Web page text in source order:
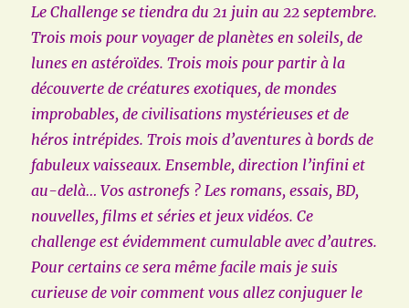
Le Challenge se tiendra du 21 juin au 22 septembre.
Trois mois pour voyager de planètes en soleils, de
lunes en astéroïdes. Trois mois pour partir à la
découverte de créatures exotiques, de mondes
improbables, de civilisations mystérieuses et de
héros intrépides. Trois mois d’aventures à bords de
fabuleux vaisseaux. Ensemble, direction l’infini et
au-delà… Vos astronefs ? Les romans, essais, BD,
nouvelles, films et séries et jeux vidéos. Ce
challenge est évidemment cumulable avec d’autres.
Pour certains ce sera même facile mais je suis
curieuse de voir comment vous allez conjuguer le